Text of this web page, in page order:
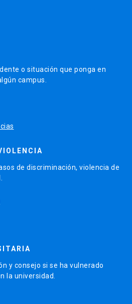
o situación que ponga en
campus.
de discriminación, violencia de
y consejo si se ha vulnerado
la universidad.